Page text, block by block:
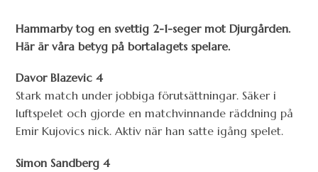
Hammarby tog en svettig 2-1-seger mot Djurgården.
Här är våra betyg på bortalagets spelare.
Davor Blazevic 4
Stark match under jobbiga förutsättningar. Säker i
luftspelet och gjorde en matchvinnande räddning på
Emir Kujovics nick. Aktiv när han satte igång spelet.
Simon Sandberg 4